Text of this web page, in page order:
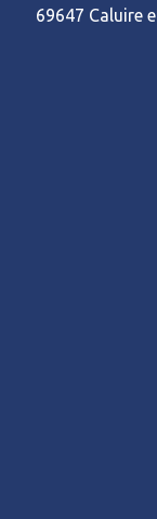
69647 Caluire